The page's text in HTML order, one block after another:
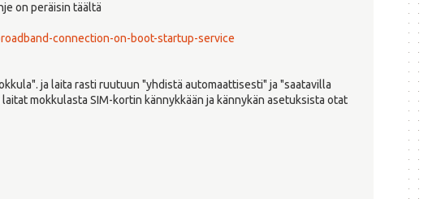
on peräisin täältä
connection-on-boot-startup-service
ja laita rasti ruutuun "yhdistä automaattisesti" ja "saatavilla
mokkulasta SIM-kortin kännykkään ja kännykän asetuksista otat